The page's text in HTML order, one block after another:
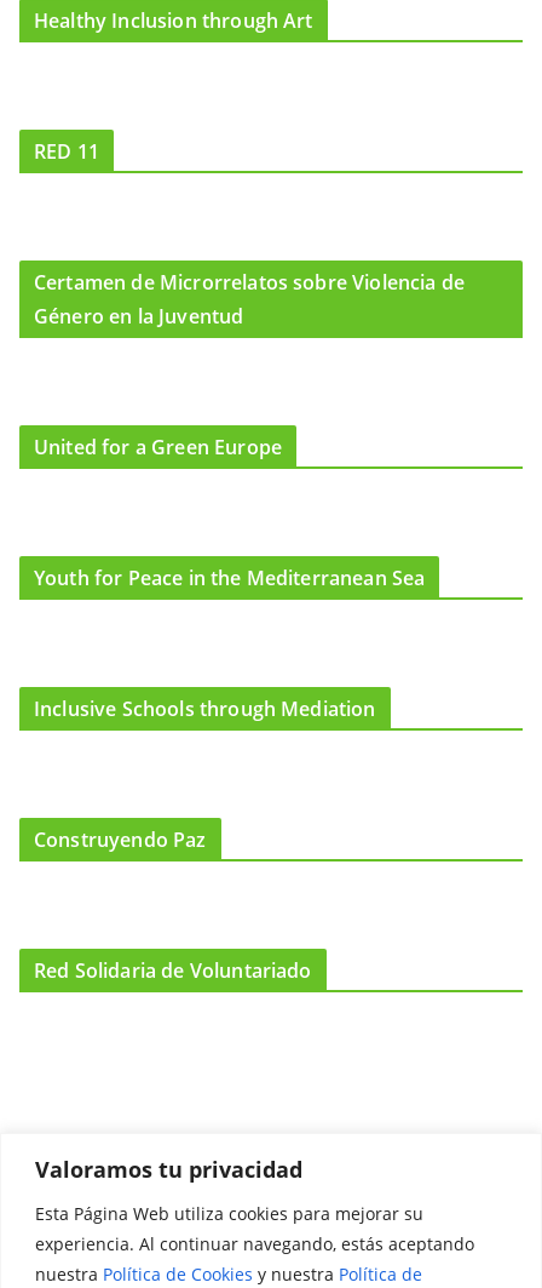
Valoramos tu privacidad
Esta Página Web utiliza cookies para mejorar su
experiencia. Al continuar navegando, estás aceptando
nuestra Política de Cookies y nuestra Política de
Healthy Inclusion through Art
RED 11
Certamen de Microrrelatos sobre Violencia de
Género en la Juventud
United for a Green Europe
Youth for Peace in the Mediterranean Sea
Inclusive Schools through Mediation
Construyendo Paz
Red Solidaria de Voluntariado
Promociónate